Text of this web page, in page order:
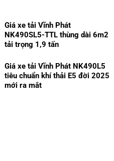
Giá xe tải Vĩnh Phát
NK490SL5-TTL thùng dài 6m2
tải trọng 1,9 tấn
Giá xe tải Vĩnh Phát NK490L5
tiêu chuẩn khí thải E5 đời 2025
mới ra mắt